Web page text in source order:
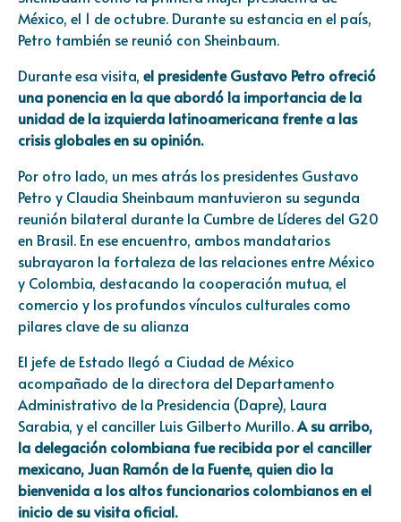
México, el 1 de octubre. Durante su estancia en el país,
Petro también se reunió con Sheinbaum.
Durante esa visita, el presidente Gustavo Petro ofreció
una ponencia en la que abordó la importancia de la
unidad de la izquierda latinoamericana frente a las
crisis globales en su opinión.
Por otro lado, un mes atrás los presidentes Gustavo
Petro y Claudia Sheinbaum mantuvieron su segunda
reunión bilateral durante la Cumbre de Líderes del G20
en Brasil. En ese encuentro, ambos mandatarios
subrayaron la fortaleza de las relaciones entre México
y Colombia, destacando la cooperación mutua, el
comercio y los profundos vínculos culturales como
pilares clave de su alianza
El jefe de Estado llegó a Ciudad de México
acompañado de la directora del Departamento
Administrativo de la Presidencia (Dapre), Laura
Sarabia, y el canciller Luis Gilberto Murillo.A su arribo,
la delegación colombiana fue recibida por el canciller
mexicano, Juan Ramón de la Fuente, quien dio la
bienvenida a los altos funcionarios colombianos en el
inicio de su visita oficial.